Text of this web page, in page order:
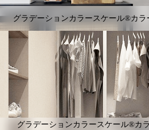
グラデーションカラースケール®カラ
グラデーションカラースケール®カ